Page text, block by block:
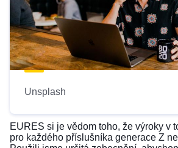
Unsplash
EURES si je vědom toho, že výroky v
pro každého příslušníka generace Z